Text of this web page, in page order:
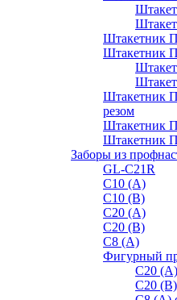
Штакетник
Штакетник
Штакетник
резом
Штакетник
Штакетник
Заборы из
GL-С21R
С10 (A)
С10 (В)
С20 (А)
С20 (В)
С8 (A)
Фигурный
С20
С20